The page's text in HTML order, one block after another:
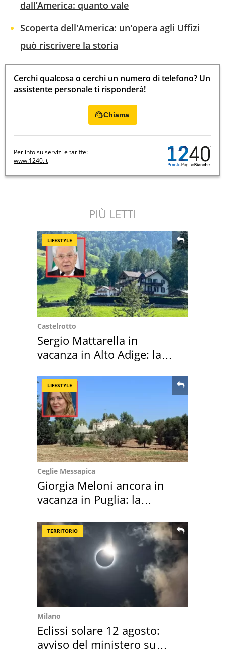
dall’America: quanto vale
Scoperta dell'America: un'opera agli Uffizi
può riscrivere la storia
Cerchi qualcosa o cerchi un numero di telefono? Un
assistente personale ti risponderà!
Chiama
Per info su servizi e tariffe:
www.1240.it
PIÙ LETTI
LIFESTYLE
Castelrotto
Sergio Mattarella in
vacanza in Alto Adige: la
LIFESTYLE
Ceglie Messapica
Giorgia Meloni ancora in
vacanza in Puglia: la
TERRITORIO
Milano
Eclissi solare 12 agosto:
avviso del ministero su